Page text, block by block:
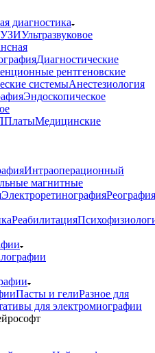
диагностика
УЗИУльтразвуковое
Диагностические
рентгеновские
системыАнестезиология
Эндоскопическое
ПлатыМедицинские
Интраоперационный
магнитные
ЭлектроретинографияРеография
Реабилитация
Пасты и гелиРазное для
для электромиографии